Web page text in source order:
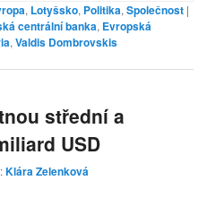
, Lotyšsko, Politika,Společnost |
centrální banka, Evropská
,Valdis Dombrovskis
střední a
USD
Klára Zelenková